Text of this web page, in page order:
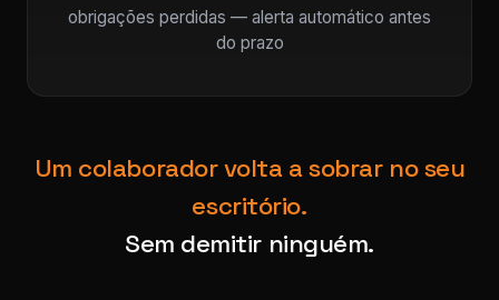
obrigações perdidas — alerta automático antes
do prazo
Um colaborador volta a sobrar no seu
escritório.
Sem demitir ninguém.